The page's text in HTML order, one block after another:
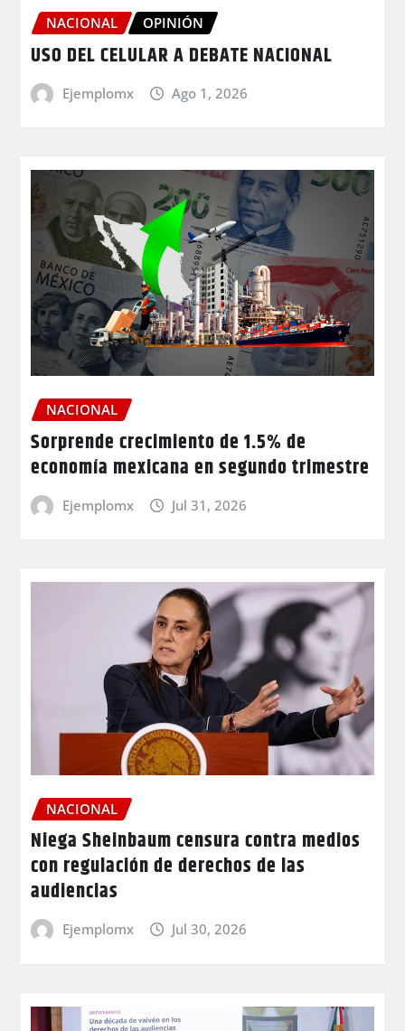
NACIONAL OPINIÓN
USO DEL CELULAR A DEBATE NACIONAL
Ejemplomx Ago 1, 2026
NACIONAL
Sorprende crecimiento de 1.5% de
economía mexicana en segundo trimestre
Ejemplomx Jul 31, 2026
NACIONAL
Niega Sheinbaum censura contra medios
con regulación de derechos de las
audiencias
Ejemplomx Jul 30, 2026